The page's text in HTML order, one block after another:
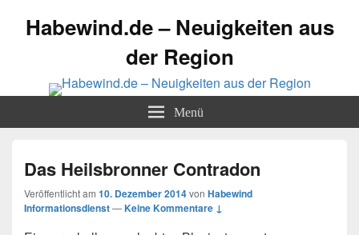
Habewind.de – Neuigkeiten aus
der Region
Menü
Das Heilsbronner Contradon
Veröffentlicht am 10. Dezember 2014von Habewind
Informationsdienst—Keine Kommentare ↓